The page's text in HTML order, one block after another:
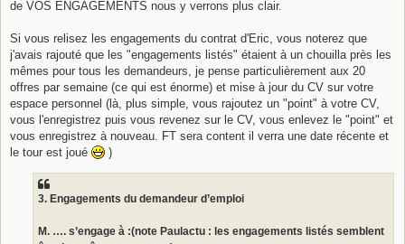
de VOS ENGAGEMENTS nous y verrons plus clair.
Si vous relisez les engagements du contrat d'Eric, vous noterez que
j'avais rajouté que les "engagements listés" étaient à un chouilla près les
mêmes pour tous les demandeurs, je pense particulièrement aux 20
offres par semaine (ce qui est énorme) et mise à jour du CV sur votre
espace personnel (là, plus simple, vous rajoutez un "point" à votre CV,
vous l'enregistrez puis vous revenez sur le CV, vous enlevez le "point" et
vous enregistrez à nouveau. FT sera content il verra une date récente et
le tour est joué
)
3. Engagements du demandeur d’emploi
M. …. s’engage à :(note Paulactu : les engagements listés semblent